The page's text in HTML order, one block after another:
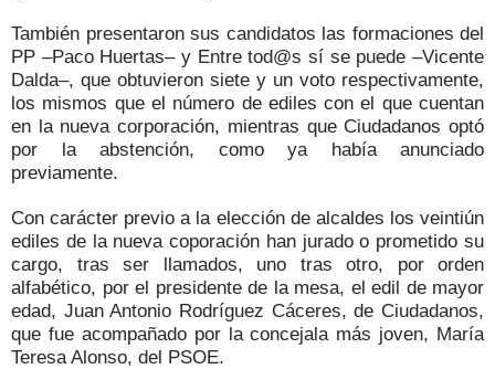
También presentaron sus candidatos las formaciones del
PP –Paco Huertas– y Entre tod@s sí se puede –Vicente
Dalda–, que obtuvieron siete y un voto respectivamente,
los mismos que el número de ediles con el que cuentan
en la nueva corporación, mientras que Ciudadanos optó
por la abstención, como ya había anunciado
previamente.
Con carácter previo a la elección de alcaldes los veintiún
ediles de la nueva coporación han jurado o prometido su
cargo, tras ser llamados, uno tras otro, por orden
alfabético, por el presidente de la mesa, el edil de mayor
edad, Juan Antonio Rodríguez Cáceres, de Ciudadanos,
que fue acompañado por la concejala más joven, María
Teresa Alonso, del PSOE.